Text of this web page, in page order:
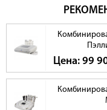
Дезинкрустация
Цена: 99